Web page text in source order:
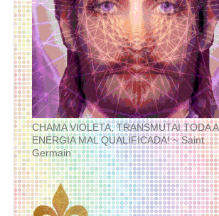
CHAMA VIOLETA, TRANSMUTAI TODA A
ENERGIA MAL QUALIFICADA! ~ Saint
Germain